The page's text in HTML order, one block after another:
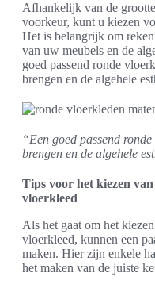
Afhankelijk van de
voorkeur, kunt u kiezen
Het is belangrijk om
van uw meubels en de
goed passend ronde
brengen en de algehele
“Een goed passend
brengen en de algehele
Tips voor het kiezen
vloerkleed
Als het gaat om het
vloerkleed, kunnen een
maken. Hier zijn enkele
het maken van de juiste